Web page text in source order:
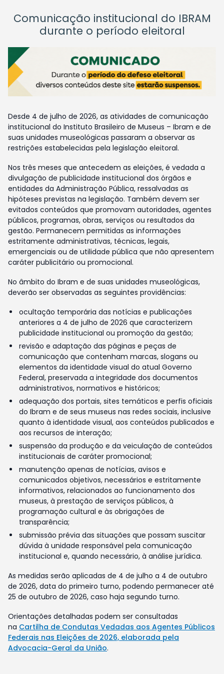
Comunicação institucional do IBRAM
durante o período eleitoral
Desde 4 de julho de 2026, as atividades de comunicação
institucional do Instituto Brasileiro de Museus – Ibram e de
suas unidades museológicas passaram a observar as
restrições estabelecidas pela legislação eleitoral.
Nos três meses que antecedem as eleições, é vedada a
divulgação de publicidade institucional dos órgãos e
entidades da Administração Pública, ressalvadas as
hipóteses previstas na legislação. Também devem ser
evitados conteúdos que promovam autoridades, agentes
públicos, programas, obras, serviços ou resultados da
gestão. Permanecem permitidas as informações
estritamente administrativas, técnicas, legais,
emergenciais ou de utilidade pública que não apresentem
caráter publicitário ou promocional.
No âmbito do Ibram e de suas unidades museológicas,
deverão ser observadas as seguintes providências:
ocultação temporária das notícias e publicações
anteriores a 4 de julho de 2026 que caracterizem
publicidade institucional ou promoção da gestão;
revisão e adaptação das páginas e peças de
comunicação que contenham marcas, slogans ou
elementos da identidade visual do atual Governo
Federal, preservada a integridade dos documentos
administrativos, normativos e históricos;
adequação dos portais, sites temáticos e perfis oficiais
do Ibram e de seus museus nas redes sociais, inclusive
quanto à identidade visual, aos conteúdos publicados e
aos recursos de interação;
suspensão da produção e da veiculação de conteúdos
institucionais de caráter promocional;
manutenção apenas de notícias, avisos e
comunicados objetivos, necessários e estritamente
informativos, relacionados ao funcionamento dos
museus, à prestação de serviços públicos, à
programação cultural e às obrigações de
transparência;
submissão prévia das situações que possam suscitar
dúvida à unidade responsável pela comunicação
institucional e, quando necessário, à análise jurídica.
As medidas serão aplicadas de 4 de julho a 4 de outubro
de 2026, data do primeiro turno, podendo permanecer até
25 de outubro de 2026, caso haja segundo turno.
Orientações detalhadas podem ser consultadas
na Cartilha de Condutas Vedadas aos Agentes Públicos
Federais nas Eleições de 2026, elaborada pela
Advocacia-Geral da União.